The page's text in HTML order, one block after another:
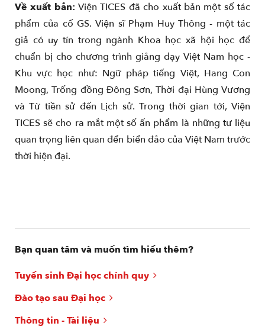
Về xuất bản: Viện TICES đã cho xuất bản một số tác
phẩm của cố GS. Viện sĩ Phạm Huy Thông - một tác
giả có uy tín trong ngành Khoa học xã hội học để
chuẩn bị cho chương trình giảng dạy Việt Nam học -
Khu vực học như: Ngữ pháp tiếng Việt, Hang Con
Moong, Trống đồng Đông Sơn, Thời đại Hùng Vương
và Từ tiền sử đến Lịch sử. Trong thời gian tới, Viện
TICES sẽ cho ra mắt một số ấn phẩm là những tư liệu
quan trọng liên quan đển biển đảo của Việt Nam trước
thời hiện đại.
Bạn quan tâm và muốn tìm hiểu thêm?
Tuyển sinh Đại học chính quy
Đào tạo sau Đại học
Thông tin - Tài liệu